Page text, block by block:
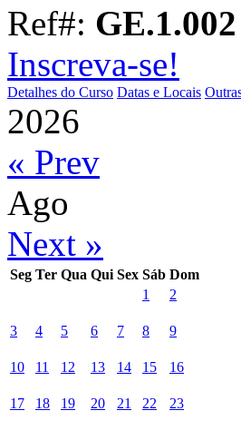
Ref#: GE.1.002
Inscreva-se!
Detalhes do Curso Datas e Locais
2026
« Prev
Ago
Next »
Seg Ter Qua Qui Sex Sáb Dom
1
2
3 4 5 6 7 8 9
10 11 12 13 14 15 16
17 18 19 20 21 22 23